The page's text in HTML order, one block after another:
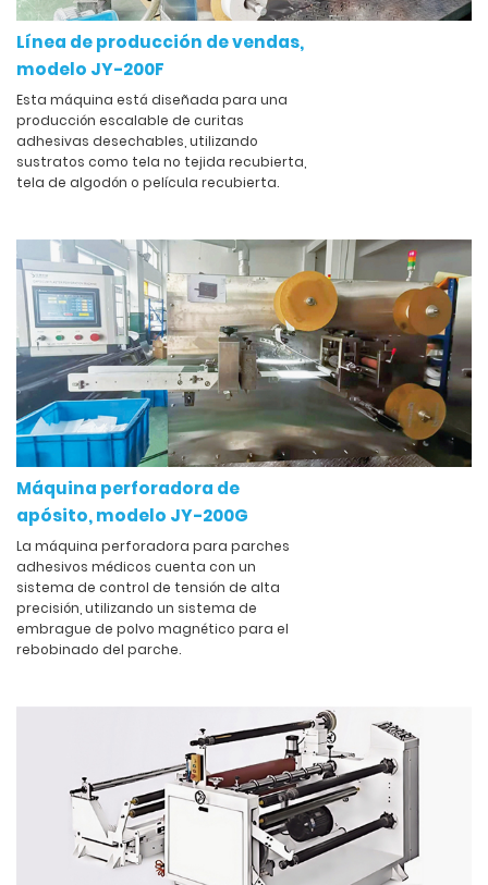
Línea de producción de vendas,
modelo JY-200F
Esta máquina está diseñada para una
producción escalable de curitas
adhesivas desechables, utilizando
sustratos como tela no tejida recubierta,
tela de algodón o película recubierta.
Máquina perforadora de
apósito, modelo JY-200G
La máquina perforadora para parches
adhesivos médicos cuenta con un
sistema de control de tensión de alta
precisión, utilizando un sistema de
embrague de polvo magnético para el
rebobinado del parche.